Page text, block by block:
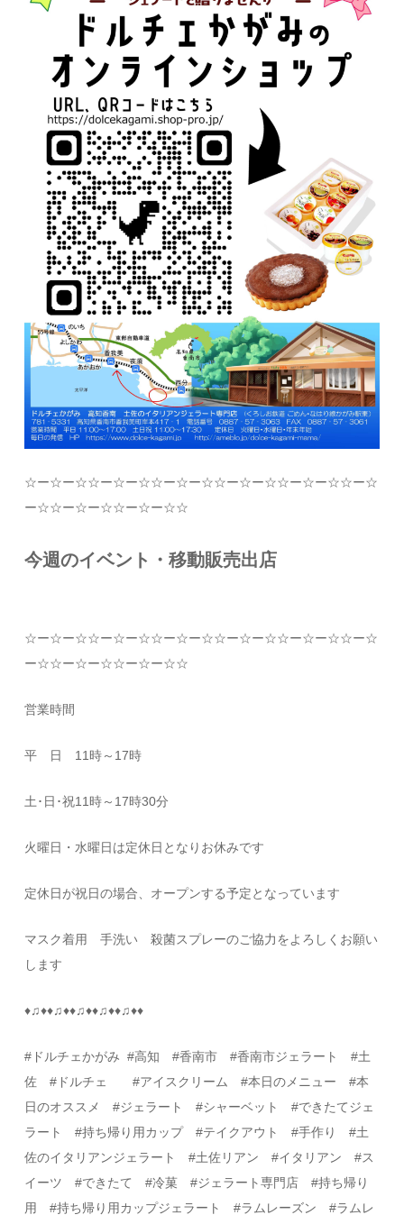
☆ー☆ー☆☆ー☆ー☆☆ー☆ー☆☆ー☆ー☆☆ー☆ー☆☆ー☆
ー☆☆ー☆ー☆☆ー☆ー☆☆
今週のイベント・移動販売出店
☆ー☆ー☆☆ー☆ー☆☆ー☆ー☆☆ー☆ー☆☆ー☆ー☆☆ー☆
ー☆☆ー☆ー☆☆ー☆ー☆☆
営業時間
平 日 11 時～ 17時
土･日･祝11 時～ 17時30分
火曜日・水曜日は定休日となりお休みです
定休日が祝日の場合、オープンする予定となっています
マスク着用 手洗い 殺菌スプレーのご協力をよろしくお願い
します
♦♫♦♦♫♦♦♫♦♦♫♦♦♫♦♦
# ドルチェかがみ #高知#香南市 #香南市ジェラート #土
佐# ドルチェ#アイスクリーム#本日のメニュー#本
日のオススメ#ジェラート#シャーベット#できたてジェ
ラート #持ち帰り用カップ #テイクアウト#手作り#土
佐のイタリアンジェラート#土佐リアン#イタリアン#ス
イーツ
#できたて#冷菓#ジェラート専門店 #持ち帰り
用 #持ち帰り用カップジェラート #ラムレーズン #ラムレ